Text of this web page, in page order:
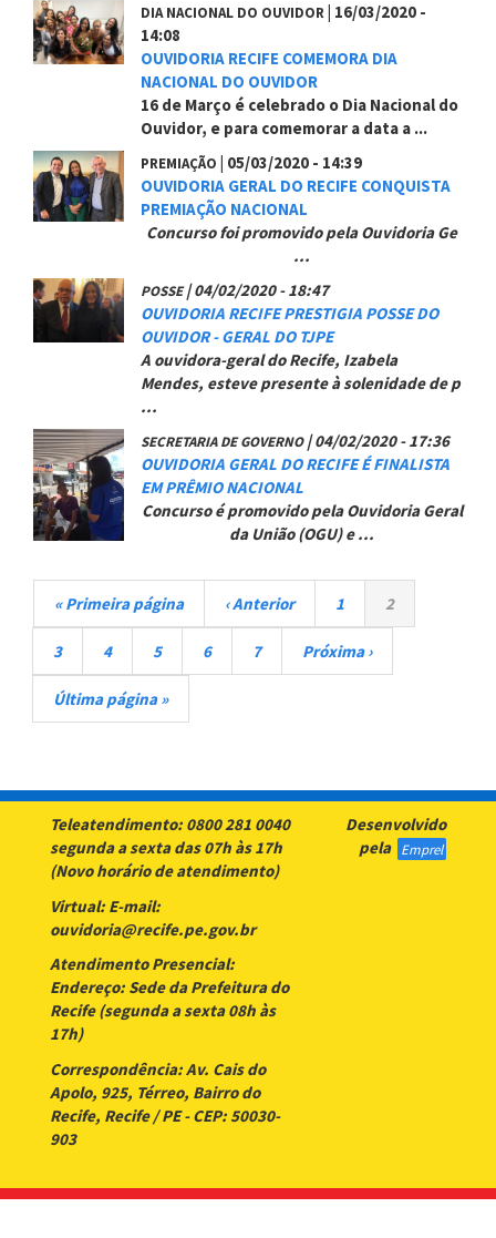
DIA NACIONAL DO OUVIDOR 16/03/2020 -
14:08
OUVIDORIA RECIFE COMEMORA DIA
NACIONAL DO OUVIDOR
16 de Março é celebrado o Dia Nacional do
Ouvidor, e para comemorar a data a ...
PREMIAÇÃO
05/03/2020 - 14:39
OUVIDORIA GERAL DO RECIFE CONQUISTA
PREMIAÇÃO NACIONAL
Concursofoipromovido pela Ouvidoria Ge
...
POSSE| 04/02/2020 - 18:47
OUVIDORIA RECIFE PRESTIGIA POSSE DO
OUVIDOR - GERAL DO TJPE
A ouvidora-geral do Recife, Izabela
Mendes, esteve presente à solenidade de p
...
SECRETARIA DE GOVERNO| 04/02/2020 - 17:36
OUVIDORIA GERAL DO RECIFE É FINALISTA
EM PRÊMIO NACIONAL
Concurso é promovido pela Ouvidoria Geral
da União (OGU) e ...
Paginação
Primeira
página
« Primeira página
Página
anterior
‹ Anterior Página
1
Página
atual
2
Página
3 Página
4 Página
5 Página
6 Página
7
Próxima
página
Próxima ›
Última
página
Última página »
Teleatendimento: 0800 281 0040
segunda a sexta das 07h às 17h
(Novo horário de atendimento)
Virtual: E-mail:
ouvidoria@recife.pe.gov.br
Atendimento Presencial:
Endereço: Sede da Prefeitura do
Recife (segunda a sexta 08h às
17h)
Correspondência: Av. Cais do
Apolo, 925, Térreo, Bairro do
Recife, Recife / PE - CEP: 50030-
903
Desenvolvido
pela Emprel